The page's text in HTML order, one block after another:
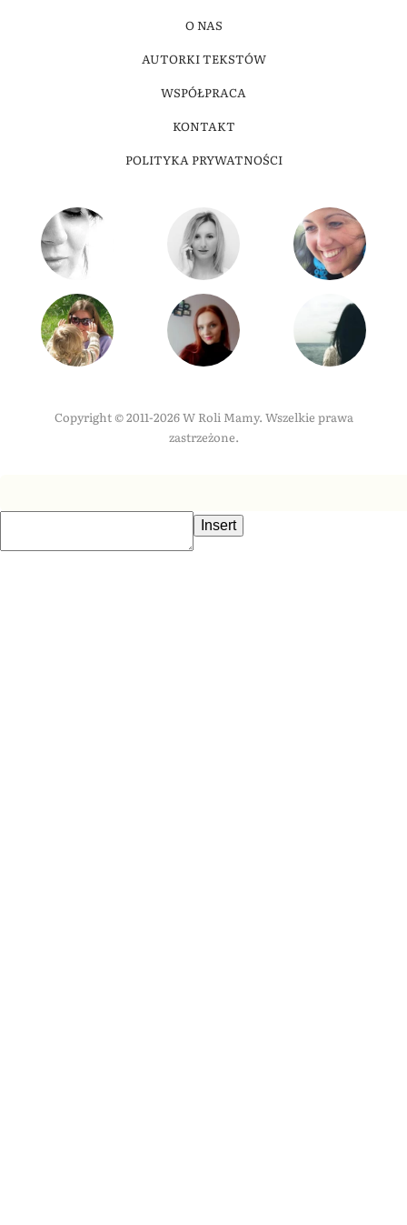
O NAS
AUTORKI TEKSTÓW
WSPÓŁPRACA
KONTAKT
POLITYKA PRYWATNOŚCI
Copyright © 2011-2026 W Roli Mamy. Wszelkie prawa
zastrzeżone.
Insert